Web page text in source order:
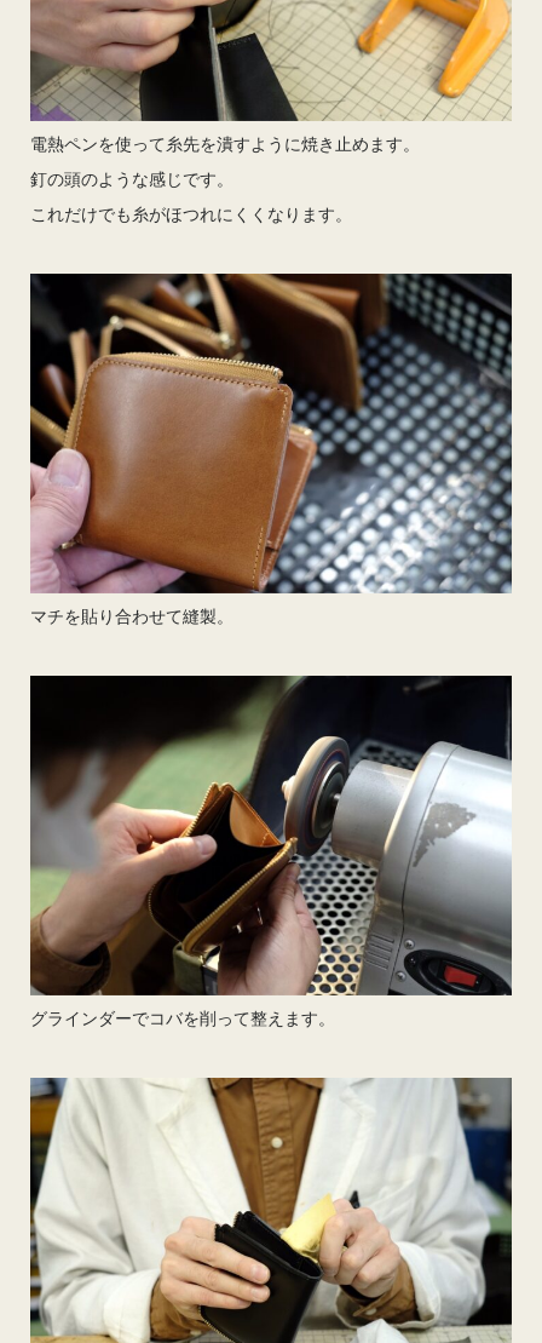
電熱ペンを使って糸先を潰すように焼き止めます。
釘の頭のような感じです。
これだけでも糸がほつれにくくなります。
マチを貼り合わせて縫製。
グラインダーでコバを削って整えます。